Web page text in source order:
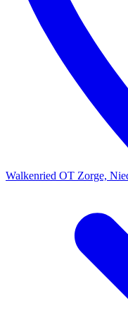
Walkenried OT Zorge,